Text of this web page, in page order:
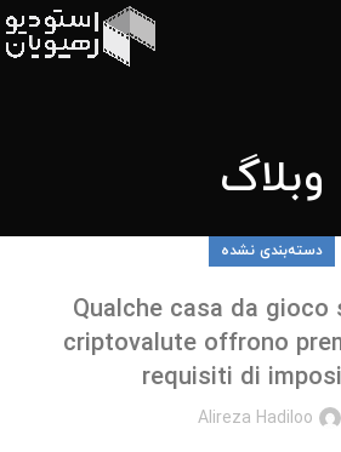
وبلاگ
دسته‌بندی نشده
Qualche casa da gioco
criptovalute offrono
requisiti di
Alireza Hadiloo